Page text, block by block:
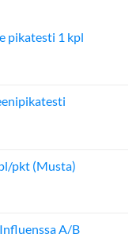
pikatesti 1 kpl
pkt (Musta)
A/B